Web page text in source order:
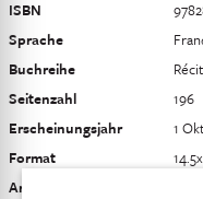
ISBN
Sprache
Buchreihe
Seitenzahl
196
Erscheinungsjahr
1
Format
Art des Buches